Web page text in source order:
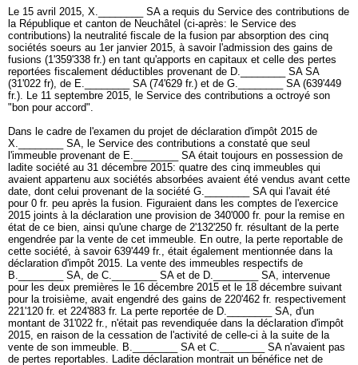
Le 15 avril 2015, X.________ SA a requis du Service des contributions de
la République et canton de Neuchâtel (ci-après: le Service des
contributions) la neutralité fiscale de la fusion par absorption des cinq
sociétés soeurs au 1er janvier 2015, à savoir l'admission des gains de
fusions (1'359'338 fr.) en tant qu'apports en capitaux et celle des pertes
reportées fiscalement déductibles provenant de D.________ SA SA
(31'022 fr), de E.________ SA (74'629 fr.) et de G.________ SA (639'449
fr.). Le 11 septembre 2015, le Service des contributions a octroyé son
ʺbon pour accordʺ.
Dans le cadre de l'examen du projet de déclaration d'impôt 2015 de
X.________ SA, le Service des contributions a constaté que seul
l'immeuble provenant de E.________ SA était toujours en possession de
ladite société au 31 décembre 2015: quatre des cinq immeubles qui
avaient appartenu aux sociétés absorbées avaient été vendus avant cette
date, dont celui provenant de la société G.________ SA qui l'avait été
pour 0 fr. peu après la fusion. Figuraient dans les comptes de l'exercice
2015 joints à la déclaration une provision de 340'000 fr. pour la remise en
état de ce bien, ainsi qu'une charge de 2'132'250 fr. résultant de la perte
engendrée par la vente de cet immeuble. En outre, la perte reportable de
cette société, à savoir 639'449 fr., était également mentionnée dans la
déclaration d'impôt 2015. La vente des immeubles respectifs de
B.________ SA, de C.________ SA et de D.________ SA, intervenue
pour les deux premières le 16 décembre 2015 et le 18 décembre suivant
pour la troisième, avait engendré des gains de 220'462 fr. respectivement
221'120 fr. et 224'883 fr. La perte reportée de D.________ SA, d'un
montant de 31'022 fr., n'était pas revendiquée dans la déclaration d'impôt
2015, en raison de la cessation de l'activité de celle-ci à la suite de la
vente de son immeuble. B.________ SA et C.________ SA n'avaient pas
de pertes reportables. Ladite déclaration montrait un bénéfice net de